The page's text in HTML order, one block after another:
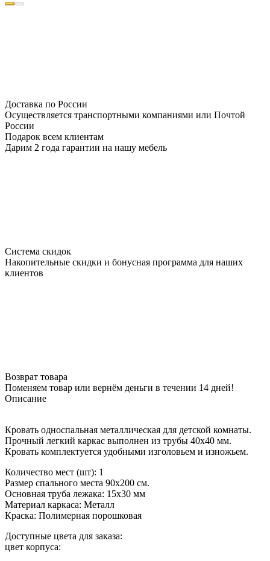
Доставка по России
Осуществляется транспортными компаниями или Почтой
России
Подарок всем клиентам
Дарим 2 года гарантии на нашу мебель
Система скидок
Накопительные скидки и бонусная программа для наших
клиентов
Возврат товара
Поменяем товар или вернём деньги в течении 14 дней!
Описание
Кровать односпальная металлическая для детской комнаты.
Прочный легкий каркас выполнен из трубы 40х40 мм.
Кровать комплектуется удобными изголовьем и изножьем.
Количество мест (шт): 1
Размер спального места 90х200 см.
Основная труба лежака: 15х30 мм
Материал каркаса: Металл
Краска: Полимерная порошковая
Доступные цвета для заказа:
цвет корпуса: